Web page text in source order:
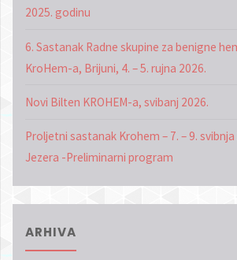
2025. godinu
6. Sastanak Radne skupine za benigne
KroHem-a, Brijuni, 4. – 5. rujna 2026.
Novi Bilten KROHEM-a, svibanj 2026.
Proljetni sastanak Krohem – 7. – 9.
Jezera -Preliminarni program
ARHIVA